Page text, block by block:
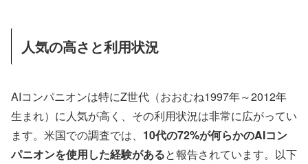
人気の高さと利用状況
AIコンパニオンは特にZ世代（おおむね1997年～2012年
生まれ）に人気が高く、その利用状況は非常に広がってい
ます。米国での調査では、 10代の72%が何らかのAIコン
パニオンを使用した経験があると報告されています。以下